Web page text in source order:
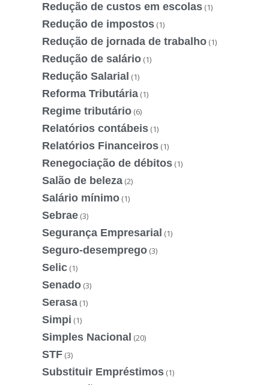
Redução de custos em escolas (1)
Redução de impostos (1)
Redução de jornada de trabalho (1)
Redução de salário (1)
Redução Salarial (1)
Reforma Tributária (1)
Regime tributário (6)
Relatórios contábeis (1)
Relatórios Financeiros (1)
Renegociação de débitos (1)
Salão de beleza (2)
Salário mínimo (1)
Sebrae (3)
Segurança Empresarial (1)
Seguro-desemprego (3)
Selic (1)
Senado (3)
Serasa (1)
Simpi (1)
Simples Nacional (20)
STF (3)
Substituir Empréstimos (1)